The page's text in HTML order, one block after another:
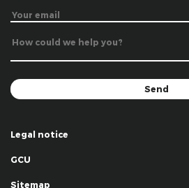
Legal notice
GCU
Sitemap